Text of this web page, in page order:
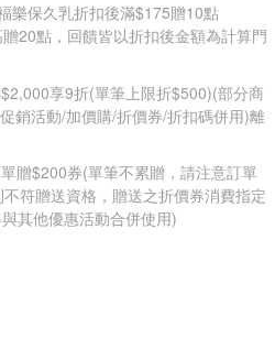
樂保久乳折扣後滿$175贈10點
20點，回饋皆以折扣後金額為計算門
享9折(單筆上限折$500)(部分商
銷活動/加價購/折價券/折扣碼併用)離
贈$200券(單筆不累贈，請注意訂單
符贈送資格，贈送之折價券消費指定
其他優惠活動合併使用)